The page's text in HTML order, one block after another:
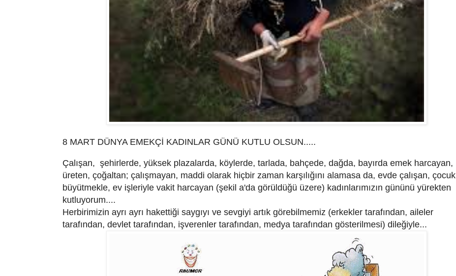
8 MART DÜNYA EMEKÇİ KADINLAR GÜNÜ KUTLU OLSUN.....
Çalışan, şehirlerde, yüksek plazalarda, köylerde, tarlada, bahçede, dağda, bayırda emek harcayan,
üreten, çoğaltan; çalışmayan, maddi olarak hiçbir zaman karşılığını alamasa da, evde çalışan, çocuk
büyütmekle, ev işleriyle vakit harcayan (şekil a'da görüldüğü üzere) kadınlarımızın gününü yürekten
kutluyorum....
Herbirimizin ayrı ayrı hakettiği saygıyı ve sevgiyi artık görebilmemiz (erkekler tarafından, aileler
tarafından, devlet tarafından, işverenler tarafından, medya tarafından gösterilmesi) dileğiyle...